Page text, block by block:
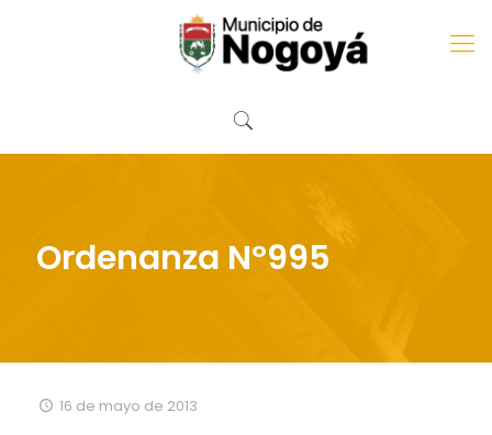
Ordenanza Nº995
16 de mayo de 2013